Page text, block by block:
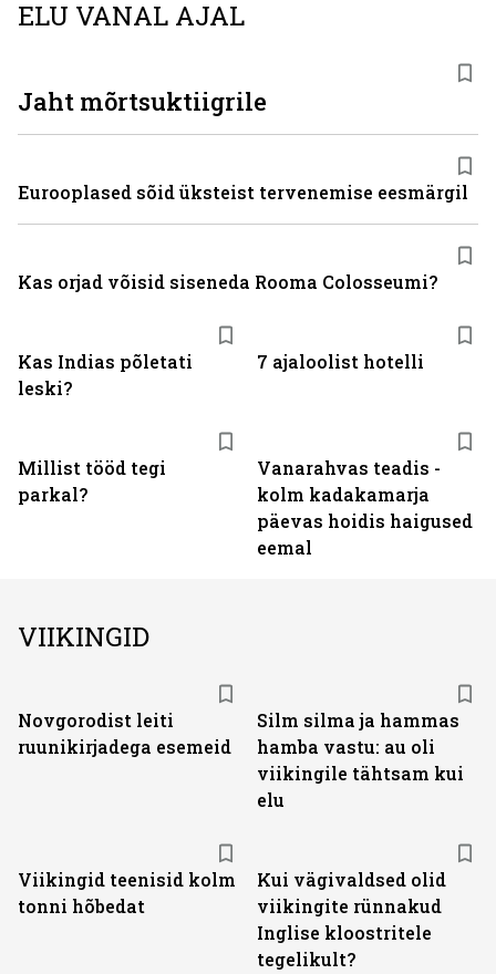
ELU VANAL AJAL
Kas Indias põletati
leski?
7 ajaloolist hotelli
Millist tööd tegi
parkal?
Vanarahvas teadis -
kolm kadakamarja
päevas hoidis haigused
eemal
Jaht mõrtsuktiigrile
Eurooplased sõid üksteist tervenemise eesmärgil
Kas orjad võisid siseneda Rooma Colosseumi?
VIIKINGID
Novgorodist leiti
ruunikirjadega esemeid
Silm silma ja hammas
hamba vastu: au oli
viikingile tähtsam kui
elu
Viikingid teenisid kolm
tonni hõbedat
Kui vägivaldsed olid
viikingite rünnakud
Inglise kloostritele
tegelikult?